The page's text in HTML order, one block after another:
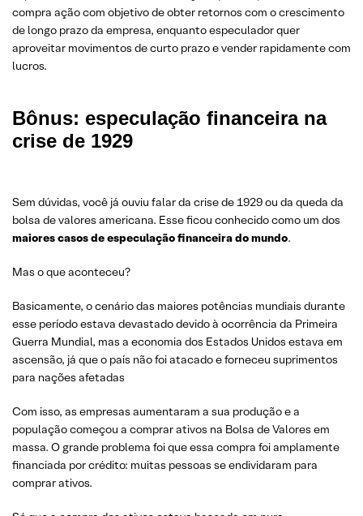
compra ação com objetivo de obter retornos com o crescimento
de longo prazo da empresa, enquanto especulador quer
aproveitar movimentos de curto prazo e vender rapidamente com
lucros.
Bônus: especulação financeira na
crise de 1929
Sem dúvidas, você já ouviu falar da crise de 1929 ou da queda da
bolsa de valores americana. Esse ficou conhecido como um dos
maiores casos de especulação financeira do mundo.
Mas o que aconteceu?
Basicamente, o cenário das maiores potências mundiais durante
esse período estava devastado devido à ocorrência da Primeira
Guerra Mundial, mas a economia dos Estados Unidos estava em
ascensão, já que o país não foi atacado e forneceu suprimentos
para nações afetadas
Com isso, as empresas aumentaram a sua produção e a
população começou a comprar ativos na Bolsa de Valores em
massa. O grande problema foi que essa compra foi amplamente
financiada por crédito: muitas pessoas se endividaram para
comprar ativos.